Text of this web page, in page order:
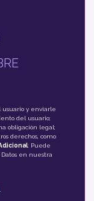
usuario y enviarle
del usuario;
obligación legal;
derechos, como
: Puede
en nuestra